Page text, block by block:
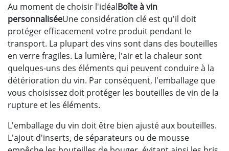
Au moment de choisir l'idéalBoîte à vin
personnaliséeUne considération clé est qu'il doit
protéger efficacement votre produit pendant le
transport. La plupart des vins sont dans des bouteilles
en verre fragiles. La lumière, l'air et la chaleur sont
quelques-uns des éléments qui peuvent conduire à la
détérioration du vin. Par conséquent, l'emballage que
vous choisissez doit protéger les bouteilles de vin de la
rupture et les éléments.
L'emballage du vin doit être bien ajusté aux bouteilles.
L'ajout d'inserts, de séparateurs ou de mousse